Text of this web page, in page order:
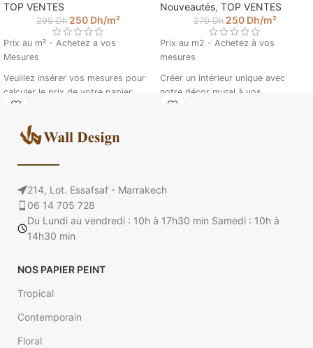
TOP VENTES
295Dh 250 Dh/m²
Prix au m² - Achetez a vos
Mesures
Veuillez insérer vos mesures pour
calculer le prix de votre papier
peint. (Ex : 4.5 m sur 2.85).
Papier Peint Palmier 2 @walldesign
Nouveautés, TOP VENTES
270Dh 250 Dh/m²
Prix au m2 - Achetez à vos
mesures
Créer un intérieur unique avec
notre décor mural à vos
dimensions. Plongez au cœur d'une
fresque murale aux motifs du plus
Veuillez insérer vos mesures pour
214, Lot. Essafsaf - Marrakech
06 14 705 728
Du Lundi au vendredi : 10h à 17h30 min Samedi : 10h à
14h30 min
NOS PAPIER PEINT
Tropical
Contemporain
Floral